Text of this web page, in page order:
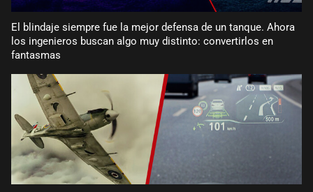
El blindaje siempre fue la mejor defensa de un tanque. Ahora
los ingenieros buscan algo muy distinto: convertirlos en
fantasmas